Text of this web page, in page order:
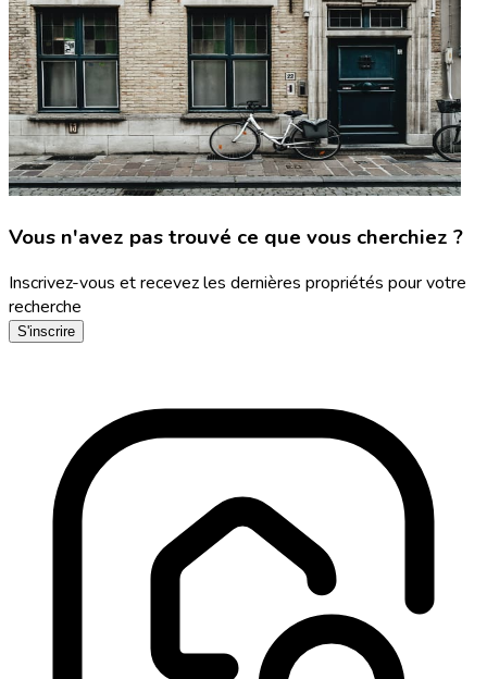
Vous n'avez pas trouvé ce que vous cherchiez ?
Inscrivez-vous et recevez les dernières propriétés pour votre
recherche
S'inscrire